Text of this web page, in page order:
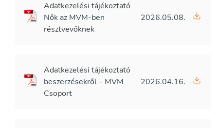
Adatkezelési tájékoztató
Nők az MVM-ben
résztvevőknek
2026.05.08.
Adatkezelési tájékoztató
beszerzésekről – MVM
Csoport
2026.04.16.